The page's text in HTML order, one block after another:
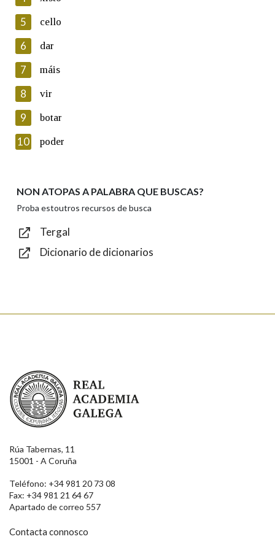
Lin e acepto as condicións da política de
Introduce o código que aparece na imaxe:
Texto de verificación
Enviar
5 cello
6 dar
7 máis
8 vir
9 botar
10 poder
NON ATOPAS A PALABRA QUE BUSCAS?
Proba estoutros recursos de busca
Tergal
Dicionario de dicionarios
Real Academia Galega
Rúa Tabernas, 11
15001 - A Coruña
Teléfono: +34 981 20 73 08
Fax: +34 981 21 64 67
Apartado de correo 557
Contacta connosco